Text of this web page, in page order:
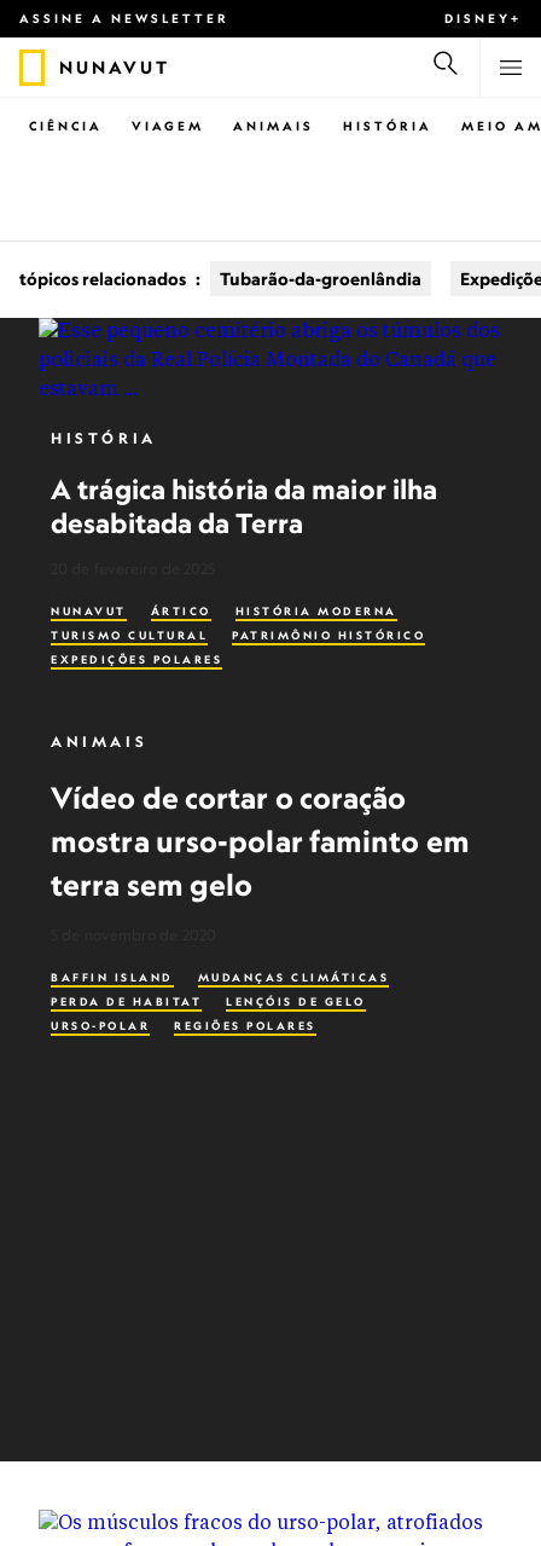
ASSINE A NEWSLETTER DISNEY+
NUNAVUT
CIÊNCIA VIAGEM ANIMAIS HISTÓRIA MEIO
tópicos relacionados : Tubarão-da-groenlândia
HISTÓRIA
A trágica história da maior ilha
desabitada da Terra
NUNAVUT ÁRTICO
HISTÓRIA MODERNA
TURISMO CULTURAL
PATRIMÔNIO HISTÓRICO
EXPEDIÇÕES POLARES
ANIMAIS
Vídeo de cortar o coração
mostra urso-polar faminto em
terra sem gelo
BAFFIN ISLAND
MUDANÇAS CLIMÁTICAS
PERDA DE HABITAT
LENÇÓIS DE GELO
URSO-POLAR
REGIÕES POLARES